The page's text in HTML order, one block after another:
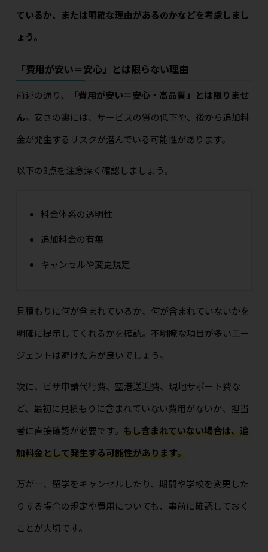
ているか、または明確な理由があるのかなどを考慮しまし
ょう。
「費用が安い＝安心」とは限らない理由
前述の通り、
「費用が安い＝安心・高品質」とは限りませ
ん。安さの裏には、サービスの質の低下や、後から追加料
金が発生するリスクが潜んでいる可能性があります。
以下の3点を注意深く確認しましょう。
料金体系の透明性
追加料金の有無
キャンセルや変更規定
見積もりに何が含まれているか、何が含まれていないかを
明確に提示してくれるかを確認。不明瞭な項目が多いエー
ジェントは避けた方が良いでしょう。
次に、ビザ申請代行費、空港送迎費、現地サポート費な
ど、最初に見積もりに含まれていない費用がないか、担当
者に直接確認が必要です。 もし含まれていない場合は、追
加料金として発生する可能性があります。
万が一、留学をキャンセルしたり、期間や学校を変更した
りする場合の規定や費用についても、事前に確認しておく
ことが大切です。